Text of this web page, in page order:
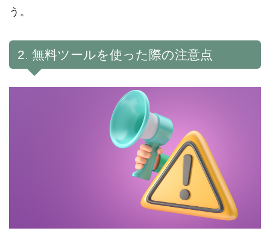
う。
2. 無料ツールを使った際の注意点